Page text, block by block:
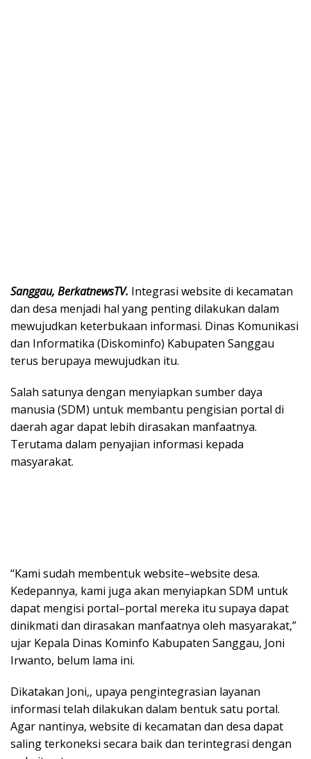
Sanggau, BerkatnewsTV. Integrasi website di kecamatan
dan desa menjadi hal yang penting dilakukan dalam
mewujudkan keterbukaan informasi. Dinas Komunikasi
dan Informatika (Diskominfo) Kabupaten Sanggau
terus berupaya mewujudkan itu.
Salah satunya dengan menyiapkan sumber daya
manusia (SDM) untuk membantu pengisian portal di
daerah agar dapat lebih dirasakan manfaatnya.
Terutama dalam penyajian informasi kepada
masyarakat.
“Kami sudah membentuk website–website desa.
Kedepannya, kami juga akan menyiapkan SDM untuk
dapat mengisi portal–portal mereka itu supaya dapat
dinikmati dan dirasakan manfaatnya oleh masyarakat,”
ujar Kepala Dinas Kominfo Kabupaten Sanggau, Joni
Irwanto, belum lama ini.
Dikatakan Joni,, upaya pengintegrasian layanan
informasi telah dilakukan dalam bentuk satu portal.
Agar nantinya, website di kecamatan dan desa dapat
saling terkoneksi secara baik dan terintegrasi dengan